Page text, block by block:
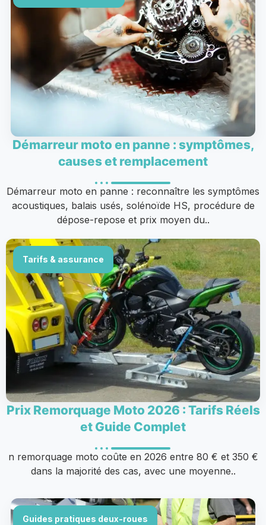
Démarreur moto en panne : symptômes,
causes et remplacement
Démarreur moto en panne : reconnaître les symptômes
acoustiques, balais usés, solénoïde HS, procédure de
dépose-repose et prix moyen du..
Tarifs & assurance
Prix Remorquage Moto 2026 : Tarifs Réels
et Guide Complet
n remorquage moto coûte en 2026 entre 80 € et 350 €
dans la majorité des cas, avec une moyenne..
Guides pratiques deux-roues